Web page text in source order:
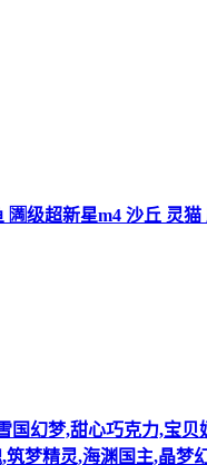
级超新星m4 沙丘 灵
国幻梦,甜心巧克力,宝
梦精灵,海渊国主,晶梦